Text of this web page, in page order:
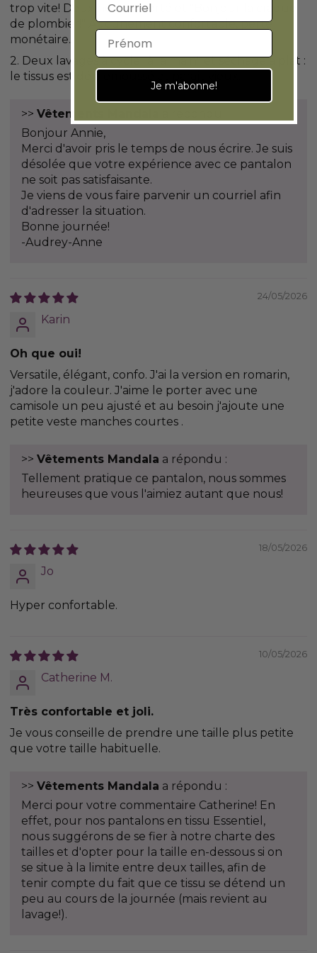
trop vite! Deux heures porté et "Bonjour la craque
de plombier!" Aucunement confortable, perte
monétaire...
2. Deux lavages à cycle "à la main" et séchage à plat :
le tissus est déjà émoussé et paraît vieux.
>>Vêtements Mandala
Bonjour Annie,
Merci d'avoir pris le temps de nous écrire. Je suis
désolée que votre expérience avec ce pantalon
ne soit pas satisfaisante.
Je viens de vous faire parvenir un courriel afin
d'adresser la situation.
Bonne journée!
-Audrey-Anne
24/05/2026
Karin
Oh que oui!
Versatile, élégant, confo. J'ai la version en romarin,
j'adore la couleur. J'aime le porter avec une
camisole un peu ajusté et au besoin j'ajoute une
petite veste manches courtes .
>>Vêtements Mandala a répondu :
Tellement pratique ce pantalon, nous sommes
heureuses que vous l'aimiez autant que nous!
18/05/2026
Jo
Hyper confortable.
10/05/2026
Catherine M.
Très confortable et joli.
Je vous conseille de prendre une taille plus petite
que votre taille habituelle.
>>Vêtements Mandala a répondu :
Merci pour votre commentaire Catherine! En
effet, pour nos pantalons en tissu Essentiel,
nous suggérons de se fier à notre charte des
tailles et d'opter pour la taille en-dessous si on
se situe à la limite entre deux tailles, afin de
tenir compte du fait que ce tissu se détend un
peu au cours de la journée (mais revient au
lavage!).
Prénom
Je m'abonne!